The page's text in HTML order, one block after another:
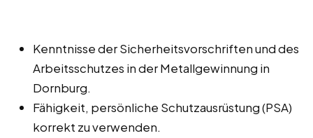
Kenntnisse der Sicherheitsvorschriften und des
Arbeitsschutzes in der Metallgewinnung in
Dornburg.
Fähigkeit, persönliche Schutzausrüstung (PSA)
korrekt zu verwenden.